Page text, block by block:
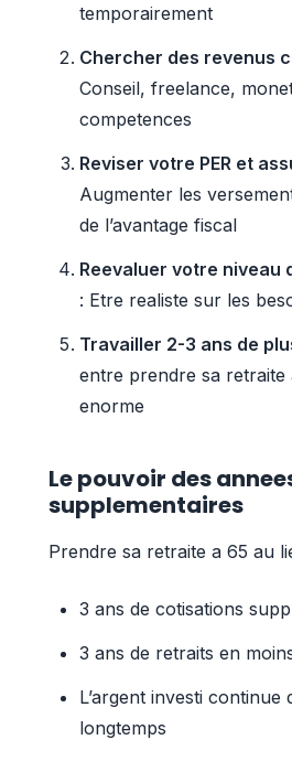
temporairement
Chercher des revenus
Conseil, freelance,
competences
Reviser votre PER et
Augmenter les
de l’avantage fiscal
Reevaluer votre niveau
: Etre realiste sur les
Travailler 2-3 ans de
entre prendre sa retraite
enorme
Le pouvoir des
supplementaires
Prendre sa retraite a 65 au
3 ans de cotisations
3 ans de retraits en
L’argent investi
longtemps